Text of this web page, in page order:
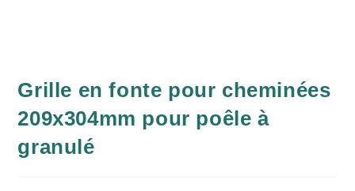
Grille en fonte pour cheminées
209x304mm pour poêle à
granulé